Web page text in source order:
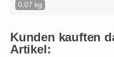
0,07 kg
Kunden kauften
Artikel: